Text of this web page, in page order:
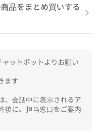
品をまとめ買いする
ットボットよりお願い
ます
、会話中に表示されるア
後に、担当窓口をご案内